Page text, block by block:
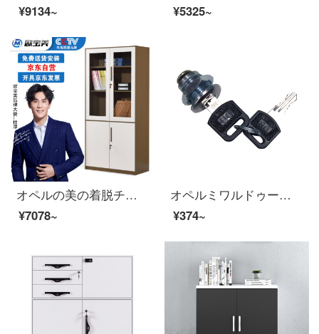
¥9134~
¥5325~
オペルの美の着脱チェイストの資料の箱の事務棚の書類棚の鉄の皮の戸棚の大きいものの茶色
¥7078~
オペルミワルドゥーブルロックチェーストロック鉄の皮の戸棚に鍵をかけます。
¥374~